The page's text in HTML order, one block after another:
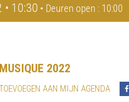
• 10:30 • Deuren open : 10:00
2022
AAN MIJN AGENDA